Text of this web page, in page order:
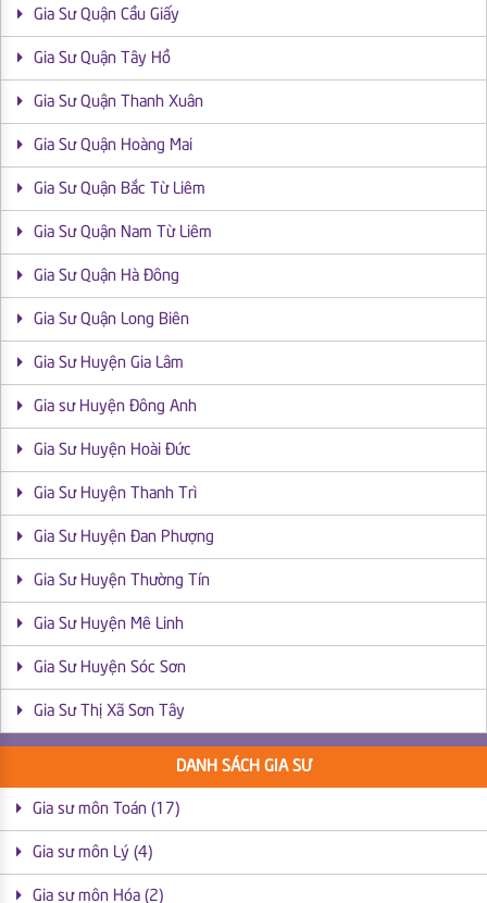
Gia Sư Quận Cầu Giấy
Gia Sư Quận Tây Hồ
Gia Sư Quận Thanh Xuân
Gia Sư Quận Hoàng Mai
Gia Sư Quận Bắc Từ Liêm
Gia Sư Quận Nam Từ Liêm
Gia Sư Quận Hà Đông
Gia Sư Quận Long Biên
Gia Sư Huyện Gia Lâm
Gia sư Huyện Đông Anh
Gia Sư Huyện Hoài Đức
Gia Sư Huyện Thanh Trì
Gia Sư Huyện Đan Phượng
Gia Sư Huyện Thường Tín
Gia Sư Huyện Mê Linh
Gia Sư Huyện Sóc Sơn
Gia Sư Thị Xã Sơn Tây
DANH SÁCH GIA SƯ
Gia sư môn Toán (17)
Gia sư môn Lý (4)
Gia sư môn Hóa (2)